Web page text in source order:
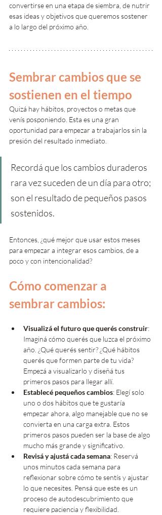
convertirse en una etapa de siembra, de nutrir
esas ideas y objetivos que queremos sostener
a lo largo del próximo año.
Sembrar cambios que se
sostienen en el tiempo
Quizá hay hábitos, proyectos o metas que
venís posponiendo. Esta es una gran
oportunidad para empezar a trabajarlos sin la
presión del resultado inmediato.
Recordá que los cambios duraderos
rara vez suceden de un día para otro;
son el resultado de pequeños pasos
sostenidos.
Entonces, ¿qué mejor que usar estos meses
para empezar a integrar esos cambios, de a
poco y con intencionalidad?
Cómo comenzar a
sembrar cambios:
Visualizá el futuro que querés construir:
Imaginá cómo querés que luzca el próximo
año. ¿Qué querés sentir? ¿Qué hábitos
querés que formen parte de tu vida?
Empezá a visualizarlo y diseñá tus
primeros pasos para llegar allí.
Establecé pequeños cambios: Elegí solo
uno o dos hábitos que te gustaría
empezar ahora, algo manejable que no se
convierta en una carga extra. Estos
primeros pasos pueden ser la base de algo
mucho más grande y significativo.
Revisá y ajustá cada semana: Reservá
unos minutos cada semana para
reflexionar sobre cómo te sentís y ajustar
lo que necesites. Pensá que este es un
proceso de autodescubrimiento que
requiere paciencia y flexibilidad.